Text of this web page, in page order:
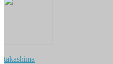
takashima